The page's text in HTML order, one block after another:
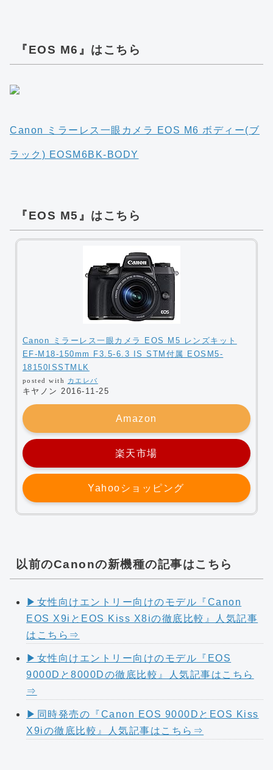
『EOS M6』はこちら
Canon ミラーレス一眼カメラ EOS M6 ボディー(ブ
ラック) EOSM6BK-BODY
『EOS M5』はこちら
Canon ミラーレス一眼カメラ EOS M5 レンズキット
EF-M18-150mm F3.5-6.3 IS STM付属 EOSM5-
18150ISSTMLK
posted with カエレバ
キヤノン 2016-11-25
Amazon
楽天市場
Yahooショッピング
以前のCanonの新機種の記事はこちら
▶︎女性向けエントリー向けのモデル『Canon
EOS X9iとEOS Kiss X8iの徹底比較』人気記事
はこちら⇒
▶︎女性向けエントリー向けのモデル『EOS
9000Dと8000Dの徹底比較』人気記事はこちら
⇒
▶︎同時発売の『Canon EOS 9000DとEOS Kiss
X9iの徹底比較』人気記事はこちら⇒